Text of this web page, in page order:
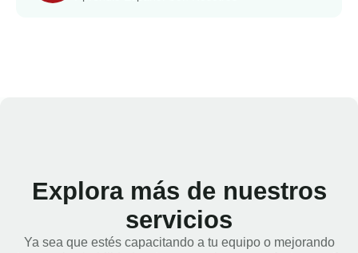
Explora más de nuestros
servicios
Ya sea que estés capacitando a tu equipo o mejorando